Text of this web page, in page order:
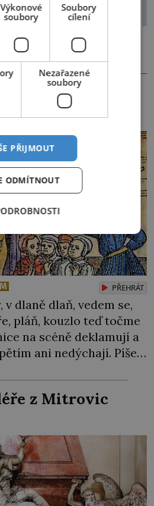
četbu pro vojáky?
Lovcům šel
král
PŘEHRÁT
v dlaně dlaň, vedem se,
pláň, kouzlo teď točme
na scéně deklamují a
ani nedýchají. Píše
uvádí svou Tragédii o
pro krále Jakuba I.,
[…]
z Mitrovic
Výkonové
soubory
Soubory
cílení
Nezařazené
soubory
PŘIJMOUT
ODMÍTNOUT